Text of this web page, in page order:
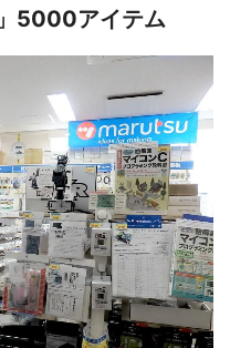
5000アイテム